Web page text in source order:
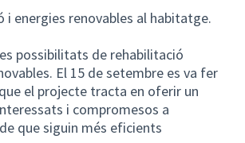
energies renovables al habitatge.
possibilitats de rehabilitació
El 15 de setembre es va fer
el projecte tracta en oferir un
i compromesos a
que siguin més eficients